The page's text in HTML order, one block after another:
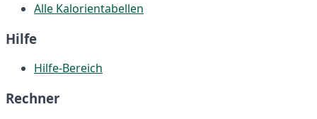
Alle Kalorientabellen
Hilfe
Hilfe-Bereich
Rechner